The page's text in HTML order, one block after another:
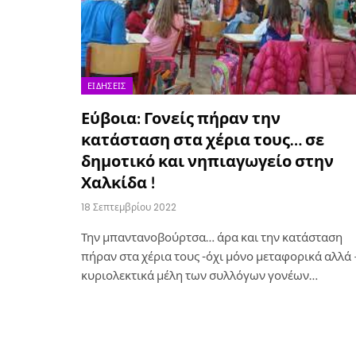
ΕΙΔΉΣΕΙΣ
Εύβοια: Γονείς πήραν την
κατάσταση στα χέρια τους… σε
δημοτικό και νηπιαγωγείο στην
Χαλκίδα !
18 Σεπτεμβρίου 2022
Την μπαντανοβούρτσα… άρα και την κατάσταση
πήραν στα χέρια τους -όχι μόνο μεταφορικά αλλά
κυριολεκτικά μέλη των συλλόγων γονέων…